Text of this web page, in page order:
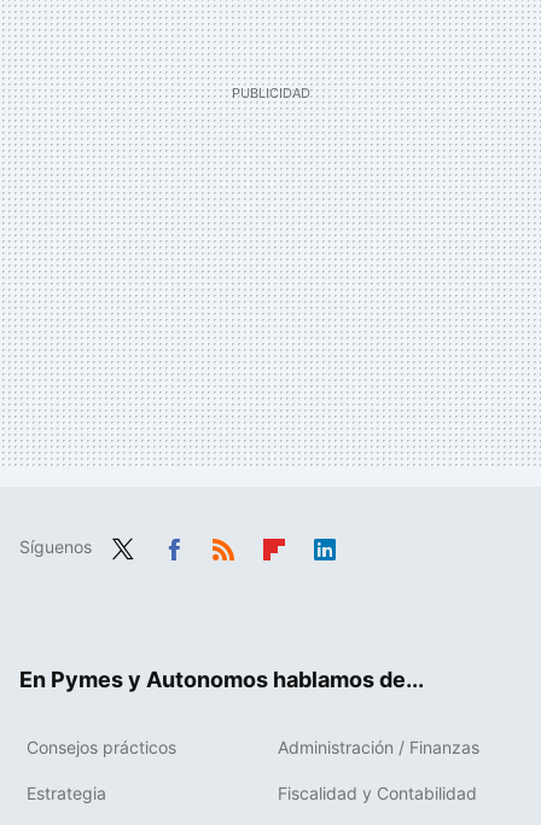
Síguenos
En Pymes y Autonomos hablamos de...
Consejos prácticos Administración / Finanzas
Estrategia Fiscalidad y Contabilidad